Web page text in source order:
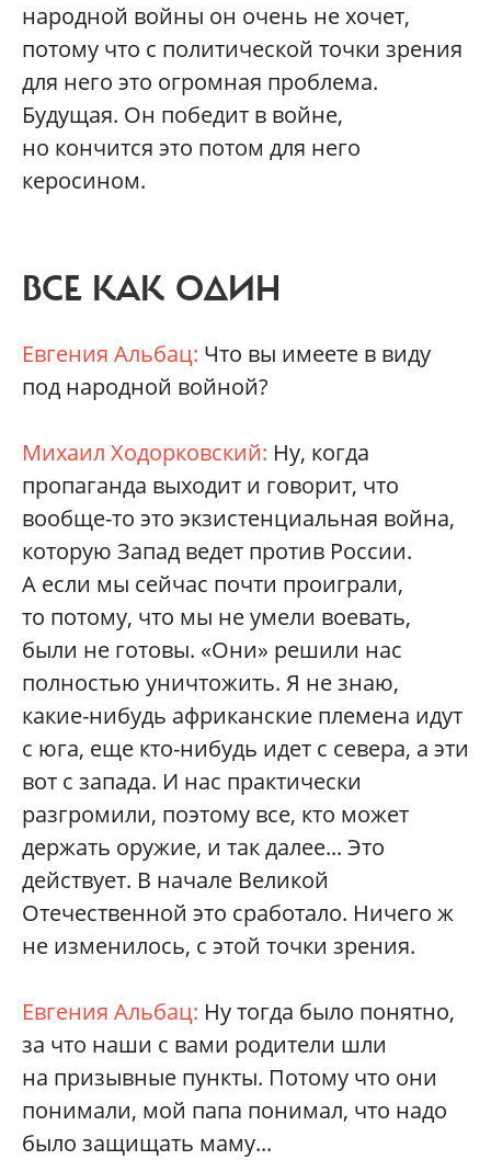
народной войны он очень не хочет,
потому что с политической точки зрения
для него это огромная проблема.
Будущая. Он победит в войне,
но кончится это потом для него
керосином.
ВСЕ КАК ОДИН
Евгения Альбац: Что вы имеете в виду
под народной войной?
Михаил Ходорковский: Ну, когда
пропаганда выходит и говорит, что
вообще-то это экзистенциальная война,
которую Запад ведет против России.
А если мы сейчас почти проиграли,
то потому, что мы не умели воевать,
были не готовы. «Они» решили нас
полностью уничтожить. Я не знаю,
какие-нибудь африканские племена идут
с юга, еще кто-нибудь идет с севера, а эти
вот с запада. И нас практически
разгромили, поэтому все, кто может
держать оружие, и так далее... Это
действует. В начале Великой
Отечественной это сработало. Ничего ж
не изменилось, с этой точки зрения.
Евгения Альбац: Ну тогда было понятно,
за что наши с вами родители шли
на призывные пункты. Потому что они
понимали, мой папа понимал, что надо
было защищать маму...